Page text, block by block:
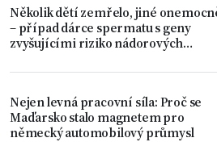
Několik dětí zemřelo, jiné
– případ dárce spermatu s geny
zvyšujícími riziko nádorových
Nejen levná pracovní síla: Proč se
Maďarsko stalo magnetem pro
německý automobilový průmysl